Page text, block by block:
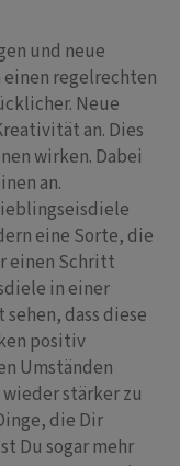
und neue
einen regelrechten
Neue
an. Dies
wirken. Dabei
an.
eine Sorte, die
einen Schritt
in einer
dass diese
positiv
Umständen
stärker zu
die Dir
Du sogar mehr